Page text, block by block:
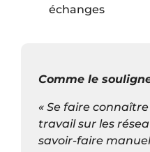
échanges
Comme le
« Se faire
travail sur les
savoir-faire